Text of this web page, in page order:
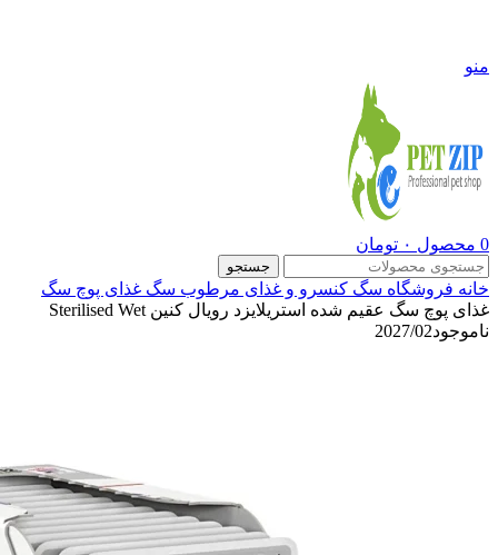
منو
0 محصول ۰ تومان
جستجو
خانه فروشگاه سگ کنسرو و غذای مرطوب سگ غذای پوچ سگ
غذای پوچ سگ عقیم شده استریلایزد رویال کنین Sterilised Wet
ناموجود2027/02